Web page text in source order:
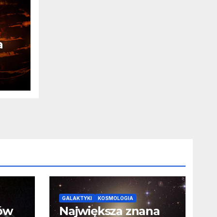
o
GALAKTYKI KOSMOLOGIA
Największa znana